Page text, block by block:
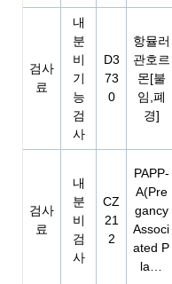
검사
료
내
분
비
기
능
검
사
D3
73
0
항뮬러
관호르
몬[불
임,폐
경]
검사
료
내
분
비
검
사
CZ
21
2
PAPP-
A(Pre
gancy
Associ
ated P
la…